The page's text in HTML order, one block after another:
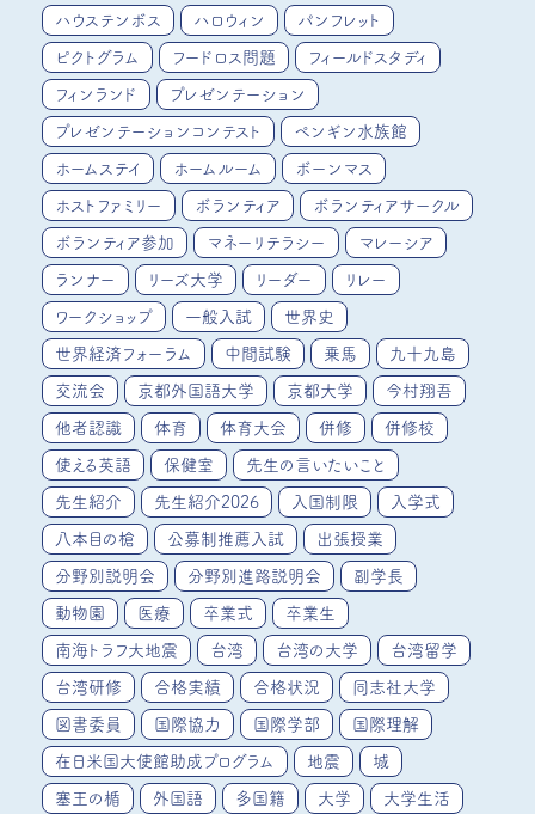
ハウステンボス ハロウィン パンフレット
ピクトグラム フードロス問題 フィールドスタディ
フィンランド プレゼンテーション
プレゼンテーションコンテスト ペンギン水族館
ホームステイ ホームルーム ボーンマス
ホストファミリー ボランティア ボランティアサークル
ボランティア参加 マネーリテラシー マレーシア
ランナー リーズ大学 リーダー リレー
ワークショップ 一般入試 世界史
世界経済フォーラム 中間試験 乗馬 九十九島
交流会 京都外国語大学 京都大学 今村翔吾
他者認識 体育 体育大会 併修 併修校
使える英語 保健室 先生の言いたいこと
先生紹介 先生紹介2026 入国制限 入学式
八本目の槍 公募制推薦入試 出張授業
分野別説明会 分野別進路説明会 副学長
動物園 医療 卒業式 卒業生
南海トラフ大地震 台湾 台湾の大学 台湾留学
台湾研修 合格実績 合格状況 同志社大学
図書委員 国際協力 国際学部 国際理解
在日米国大使館助成プログラム 地震 城
塞王の楯 外国語 多国籍 大学 大学生活